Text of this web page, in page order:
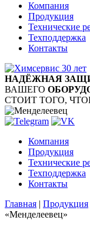
Компания
Продукция
Технические
Техподдержка
Контакты
НАДЁЖНАЯ
ВАШЕГО
СТОИТ ТОГО,
Компания
Продукция
Технические
Техподдержка
Контакты
Главная | Продукция
«Менделеевец»